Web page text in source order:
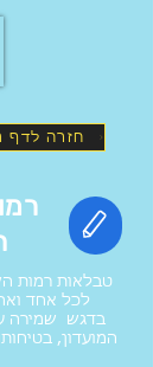
חזרה לדף
טבלאות רמות
לכל אחד
בדגש שמירה
המועדון,